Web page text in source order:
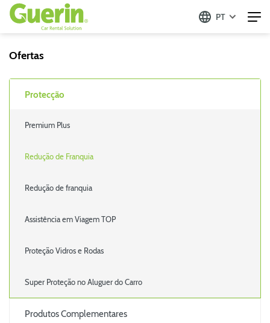
PT
Ofertas
Protecção
Premium Plus
Redução de Franquia
Redução de franquia
Assistência em Viagem TOP
Proteção Vidros e Rodas
Super Proteção no Aluguer do Carro
Produtos Complementares